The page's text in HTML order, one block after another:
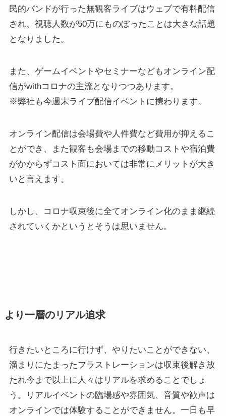
民的バンドが行った無観客ライブはウェブで有料配信
され、視聴人数が50万にものぼったことは大きな話題
となりました。
また、ゲームイベントやセミナーなどもオンライン配
信がwithコロナの主流となりつつあります。
※弊社も今週末ライブ配信イベントに携わります。
オンライン配信は会場費や人件費など費用が抑えるこ
とができ、また観客も会場までの移動コストや宿泊費
がかからずコスト面においては非常にメリットが大き
いと言えます。
しかし、コロナ収束後に全てオンライン化のまま継続
されていくかというとそうは思いません。
より一層のリアル追求
行きたいところに行けず、やりたいことができない、
溜まりにたまったフラストレーションは収束後解き放
たれ今まで以上に人々はリアルを求めることでしょ
う。リアルイベントの臨場感や雰囲気、音質や歓声は
オンラインでは体験することができません。一日も早